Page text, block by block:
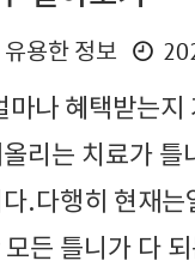
용한 정보
나 혜택받는
리는 치료가
.다행히 현재
든 틀니가 다